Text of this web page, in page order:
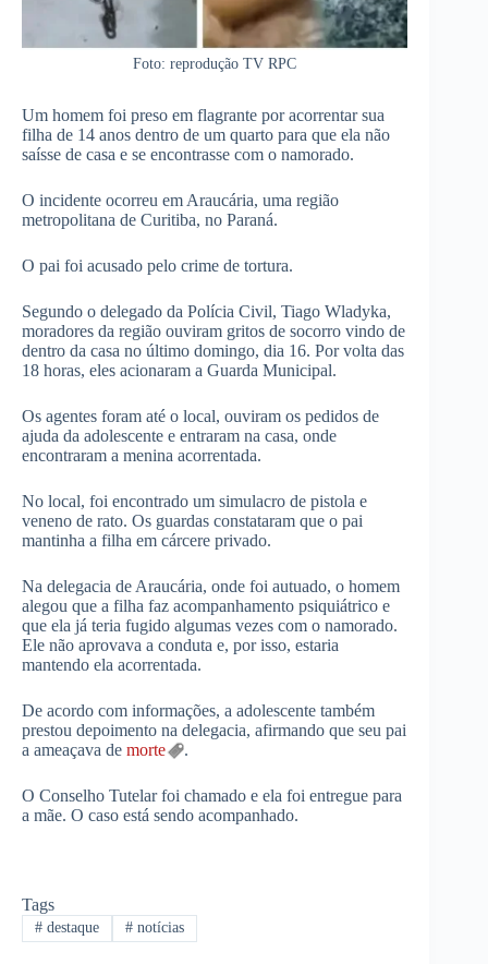
Foto: reprodução TV RPC
Um homem foi preso em flagrante por acorrentar sua
filha de 14 anos dentro de um quarto para que ela não
saísse de casa e se encontrasse com o namorado.
O incidente ocorreu em Araucária, uma região
metropolitana de Curitiba, no Paraná.
O pai foi acusado pelo crime de tortura.
Segundo o delegado da Polícia Civil, Tiago Wladyka,
moradores da região ouviram gritos de socorro vindo de
dentro da casa no último domingo, dia 16. Por volta das
18 horas, eles acionaram a Guarda Municipal.
Os agentes foram até o local, ouviram os pedidos de
ajuda da adolescente e entraram na casa, onde
encontraram a menina acorrentada.
No local, foi encontrado um simulacro de pistola e
veneno de rato. Os guardas constataram que o pai
mantinha a filha em cárcere privado.
Na delegacia de Araucária, onde foi autuado, o homem
alegou que a filha faz acompanhamento psiquiátrico e
que ela já teria fugido algumas vezes com o namorado.
Ele não aprovava a conduta e, por isso, estaria
mantendo ela acorrentada.
De acordo com informações, a adolescente também
prestou depoimento na delegacia, afirmando que seu pai
a ameaçava de morte .
O Conselho Tutelar foi chamado e ela foi entregue para
a mãe. O caso está sendo acompanhado.
Tags
#destaque #notícias